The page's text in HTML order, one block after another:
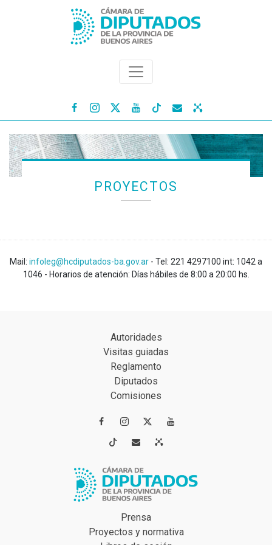
   
PROYECTOS
Mail: infoleg@hcdiputados-ba.gov.ar - Tel: 221 4297100 int: 1042 a
1046 - Horarios de atención: Días hábiles de 8:00 a 20:00 hs.
Autoridades
Visitas guiadas
Reglamento
Diputados
Comisiones
 
 
Prensa
Proyectos y normativa